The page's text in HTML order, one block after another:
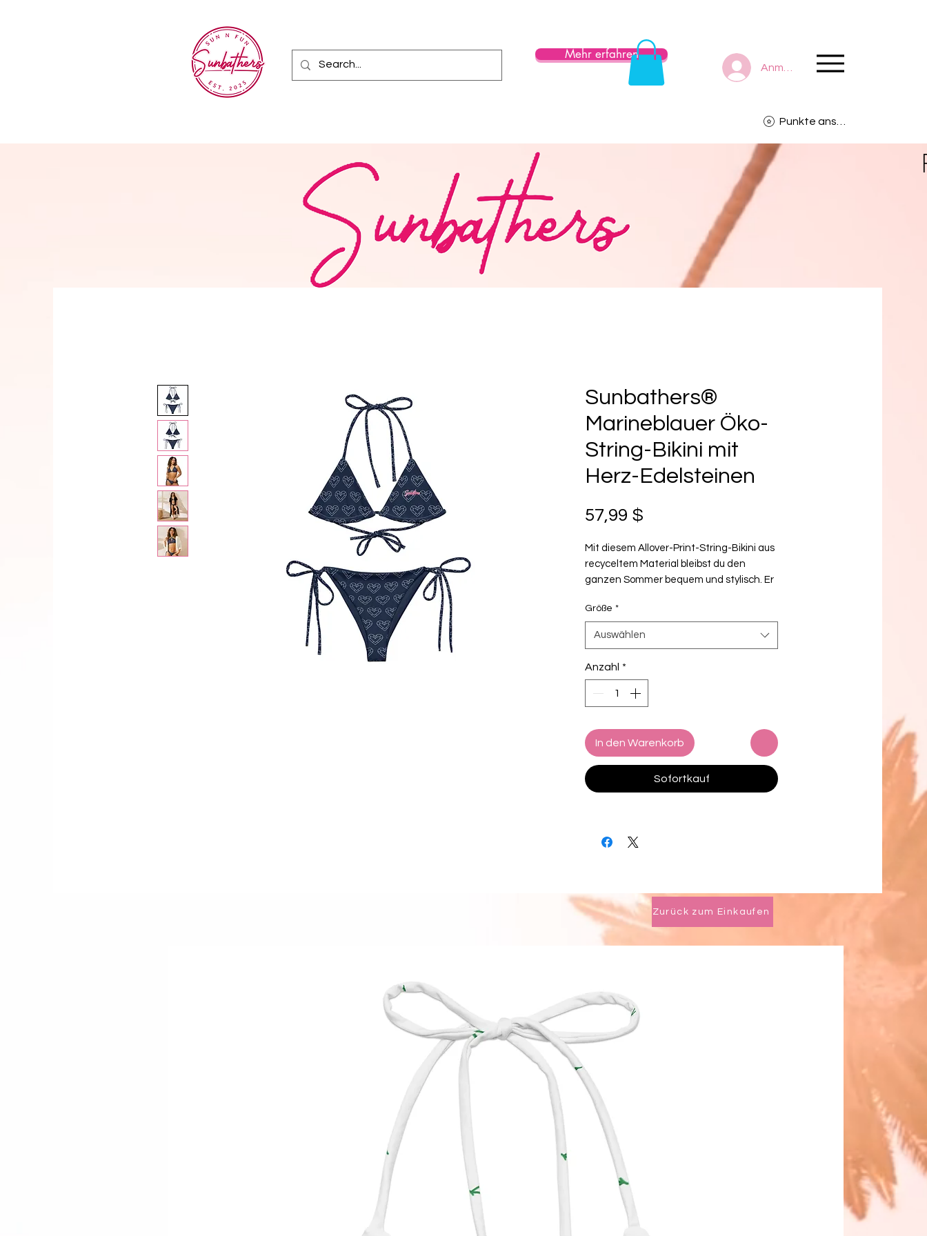
Mehr erfahren
Anmelden
Punkte ansehen
Sunbathers®
Marineblauer Öko-
String-Bikini mit
Herz-Edelsteinen
57,99 $
Mit diesem Allover-Print-String-Bikini aus
recyceltem Material bleibst du den
ganzen Sommer bequem und stylisch. Er
Polyester mit Doppelschicht und LSF 50+.
• Größen bis 6XL
• Das Bikinioberteil verfügt über eine
Komfort
zu binden und zu stylen
• Farbgestaltungsmöglichkeiten für das
Kambodscha, der Türkei und China
und Mexiko
Haftungsausschluss:
und der Innennähte kann in der
normaler Teil des Herstellungsprozesses
und beeinträchtigt weder die Qualität
noch die Leistung des Produkts.
• Damit Ihr All-Over-Print Recycled String
jedem Tragen gründlich aus und
entfernen Sie alle
Chlor-/Salzrückstände.
Altersbeschränkungen: Für Erwachsene
EU-Garantie: 2 Jahre
Erfüllt die Anforderungen hinsichtlich
Entflammbarkeit und Formaldehyd,
Azofarbstoffen, Blei, Cadmium,
Bisphenolen und Phthalaten.
Größe *
Auswählen
Anzahl *
In den Warenkorb
Sofortkauf
Zurück zum Einkaufen